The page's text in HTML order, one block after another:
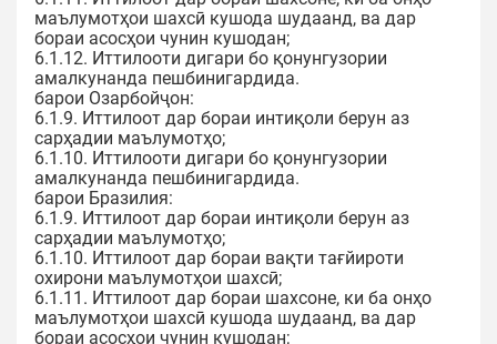
маълумотҳои шахсӣ кушода шудаанд, ва дар
бораи асосҳои чунин кушодан;
6.1.12. Иттилооти дигари бо қонунгузории
амалкунанда пешбинигардида.
барои Озарбойҷон:
6.1.9. Иттилоот дар бораи интиқоли берун аз
сарҳадии маълумотҳо;
6.1.10. Иттилооти дигари бо қонунгузории
амалкунанда пешбинигардида.
барои Бразилия:
6.1.9. Иттилоот дар бораи интиқоли берун аз
сарҳадии маълумотҳо;
6.1.10. Иттилоот дар бораи вақти тағйироти
охирони маълумотҳои шахсӣ;
6.1.11. Иттилоот дар бораи шахсоне, ки ба онҳо
маълумотҳои шахсӣ кушода шудаанд, ва дар
бораи асосҳои чунин кушодан;